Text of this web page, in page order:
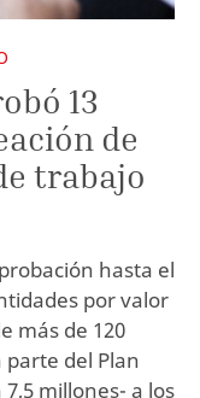
13
de
trabajo
hasta el
por valor
más de 120
del Plan
millones- a los